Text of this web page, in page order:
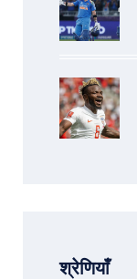
श्रेणियाँ